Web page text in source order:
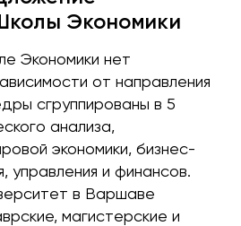
Экономики
Экономики нет
от направления
сгруппированы в 5
анализа,
экономики, бизнес-
управления и финансов.
в Варшаве
магистерские и